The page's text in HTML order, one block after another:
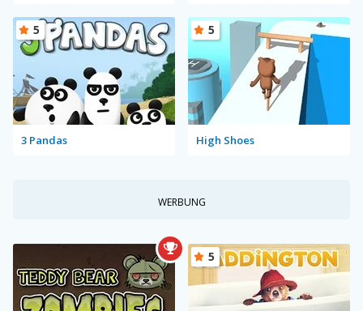
3 Pandas
5
High Shoes
5
WERBUNG
5